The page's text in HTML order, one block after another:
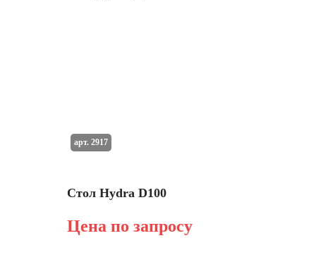
Стол Hydra D100
Цена по запросу
арт. 2917